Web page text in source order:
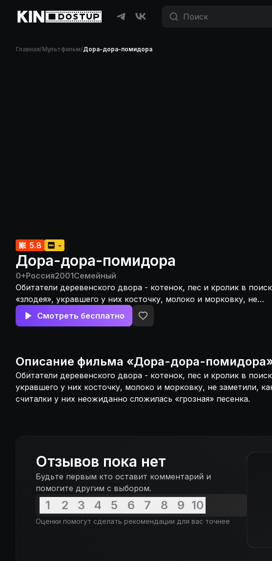
Главная/Мультфильм/Дора-дора-помидора
5.8 -
Дора-дора-помидора
0+Россия2001Семейный
Обитатели деревенского двора - котенок, пес и кролик в
«злодея», укравшего у них косточку, молоко и морковку, не
заметили, как из детской считалки у них неожиданно сложилась
«грозная» песенка.
Смотреть бесплатно
Описание фильма «Дора-дора-помидора
Обитатели деревенского двора - котенок, пес и кролик в
укравшего у них косточку, молоко и морковку, не заметили,
считалки у них неожиданно сложилась «грозная» песенка.
Отзывов пока нет
Будьте первым кто оставит комментарий и
помогите другим с выбором.
1 2 3 4 5 6 7 8 9 10
Оценки помогут сделать рекомендации для вас точнее